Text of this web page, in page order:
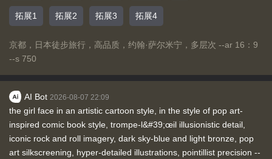
拓展1 拓展2 拓展3 拓展4
京都，日本徒步旅行，高品质，约翰·萨尔米宁，多层次 --ar 16：9
--s 750
AI Bot 2026-08-07 22:09
the girl face in an artistic cartoon style, in the style of pop art-
inspired comic book style, trompe-l&#39;œil illusionistic detail,
iconic rock and roll imagery, dark sky-blue and light bronze, pop
art silkscreening, hyper-detailed illustrations, pointillist precision --